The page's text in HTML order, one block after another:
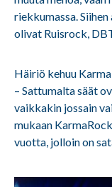
riekkumassa.
olivat Ruisrock,
Häiriö kehuu
– Sattumalta säät
vaikkakin jossain
mukaan
vuotta, jolloin on